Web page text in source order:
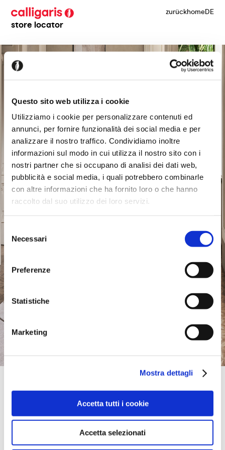
Questo sito web utilizza i cookie
Utilizziamo i cookie per personalizzare contenuti ed
annunci, per fornire funzionalità dei social media e per
analizzare il nostro traffico. Condividiamo inoltre
informazioni sul modo in cui utilizza il nostro sito con i
nostri partner che si occupano di analisi dei dati web,
pubblicità e social media, i quali potrebbero combinarle
con altre informazioni che ha fornito loro o che hanno
raccolto dal suo utilizzo dei loro servizi.
delNecessari
Preferenze
Statistiche
Marketing
Mostra dettagli
Accetta tutti i cookie
Accetta selezionati
store locator
zurückhomeDE
Ambiente Modern Furniture | Asheville
9 REED STREET,
(828) 412-5505
bring mich hierher